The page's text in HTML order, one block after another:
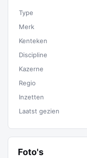
Type
Merk
Kenteken
Discipline
Kazerne
Regio
Inzetten
Laatst gezien
Foto's